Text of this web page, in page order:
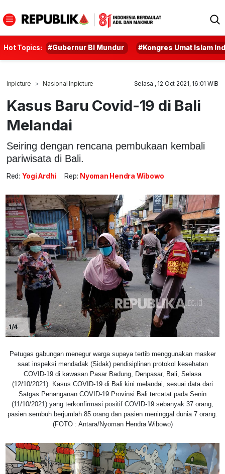
Hot Topics: #Gubernur BI Mundur #Kongres Umat Islam
Inpicture Nasional Inpicture Selasa , 12 Oct 2021, 16:01 WIB
Kasus Baru Covid-19 di Bali
Melandai
Seiring dengan rencana pembukaan kembali
pariwisata di Bali.
Red: Yogi Ardhi Rep: Nyoman Hendra Wibowo
1/4
Petugas gabungan menegur warga supaya tertib menggunakan masker
saat inspeksi mendadak (Sidak) pendisiplinan protokol kesehatan
COVID-19 di kawasan Pasar Badung, Denpasar, Bali, Selasa
(12/10/2021). Kasus COVID-19 di Bali kini melandai, sesuai data dari
Satgas Penanganan COVID-19 Provinsi Bali tercatat pada Senin
(11/10/2021) yang terkonfirmasi positif COVID-19 sebanyak 37 orang,
pasien sembuh berjumlah 85 orang dan pasien meninggal dunia 7 orang.
(FOTO : Antara/Nyoman Hendra Wibowo)